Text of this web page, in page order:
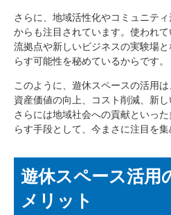
さらに、地域活性化やコミュニテ
からも注目されています。使われ
流拠点や新しいビジネスの実験場
らす可能性を秘めているからです。
このように、遊休スペースの活用は
資産価値の向上、コスト削減、新し
さらには地域社会への貢献といっ
らす手段として、今まさに注目を集
遊休スペース活用
メリット